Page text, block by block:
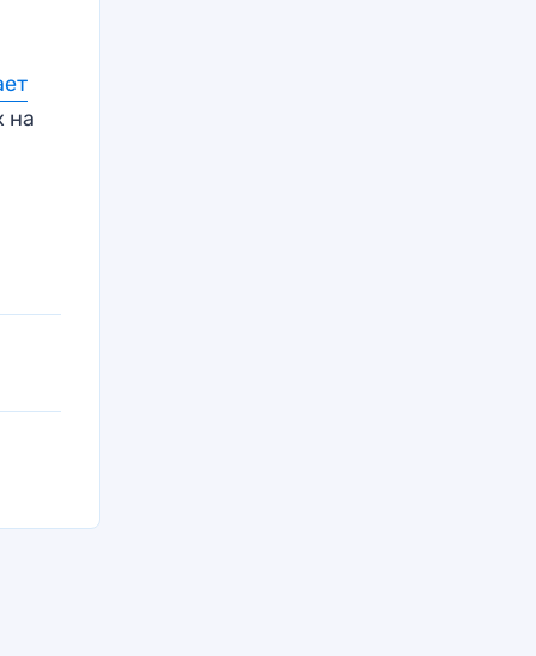
на